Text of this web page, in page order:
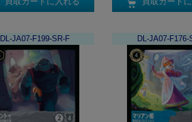
DL-JA07-F199-SR-F DL-JA07-F176-